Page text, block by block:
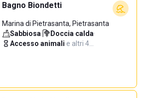
Bagno Biondetti
Marina di Pietrasanta, Pietrasanta
Sabbiosa· Doccia calda·
Accesso animali·e altri 4…